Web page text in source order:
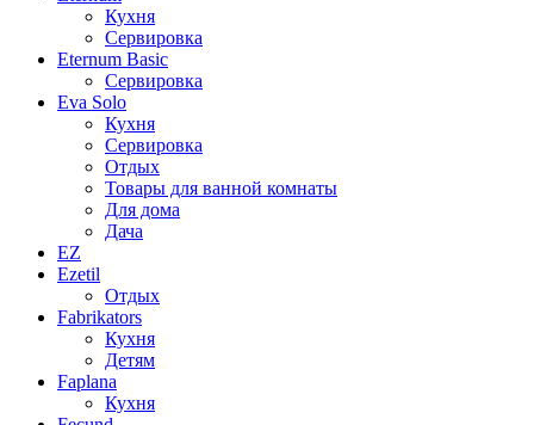
Кухня
Сервировка
Eternum Basic
Сервировка
Eva Solo
Кухня
Сервировка
Отдых
Товары для ванной комнаты
Для дома
Дача
EZ
Ezetil
Отдых
Fabrikators
Кухня
Детям
Faplana
Кухня